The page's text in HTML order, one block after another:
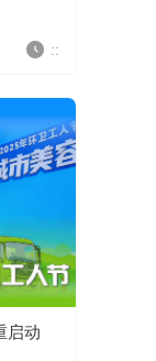
::
启动